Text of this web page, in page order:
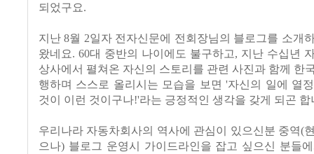
되었구요.
지난 8월 2일자 전자신문에 전회장님의 블로그를 소개
왔네요. 60대 중반의 나이에도 불구하고, 지난 수십년
상사에서 펼쳐온 자신의 스토리를 관련 사진과 함께 한
행하며 스스로 올리시는 모습을 보면 '자신의 일에 열
것이 이런 것이구나!'라는 긍정적인 생각을 갖게 되곤 합
우리나라 자동차회사의 역사에 관심이 있으신분 중역(
으나) 블로그 운영시 가이드라인을 잡고 싶으신 분들